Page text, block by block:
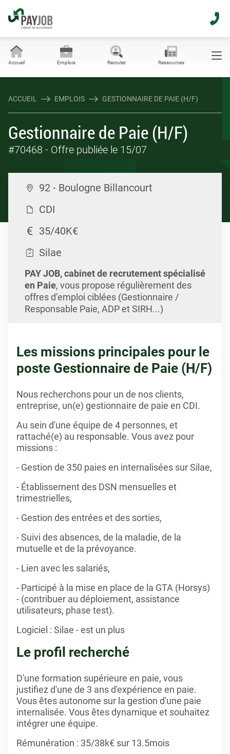
Accueil Emplois Recruter Ressources
ACCUEIL EMPLOIS GESTIONNAIRE DE PAIE (H/F)
Gestionnaire de Paie (H/F)
#70468 - Offre publiée le 15/07
92 - Boulogne Billancourt
CDI
35/40K€
Silae
PAY JOB, cabinet de recrutement spécialisé
en Paie, vous propose régulièrement des
offres d’emploi ciblées (Gestionnaire /
Responsable Paie, ADP et SIRH...)
Les missions principales pour le
poste Gestionnaire de Paie (H/F)
Nous recherchons pour un de nos clients,
entreprise, un(e) gestionnaire de paie en CDI.
Au sein d'une équipe de 4 personnes, et
rattaché(e) au responsable. Vous avez pour
missions :
- Gestion de 350 paies en internalisées sur Silae,
- Établissement des DSN mensuelles et
trimestrielles,
- Gestion des entrées et des sorties,
- Suivi des absences, de la maladie, de la
mutuelle et de la prévoyance.
- Lien avec les salariés,
- Participé à la mise en place de la GTA (Horsys)
- (contribuer au déploiement, assistance
utilisateurs, phase test).
Logiciel : Silae - est un plus
Le profil recherché
D'une formation supérieure en paie, vous
justifiez d'une de 3 ans d'expérience en paie.
Vous êtes autonome sur la gestion d'une paie
internalisée. Vous êtes dynamique et souhaitez
intégrer une équipe.
Rémunération : 35/38k€ sur 13.5mois